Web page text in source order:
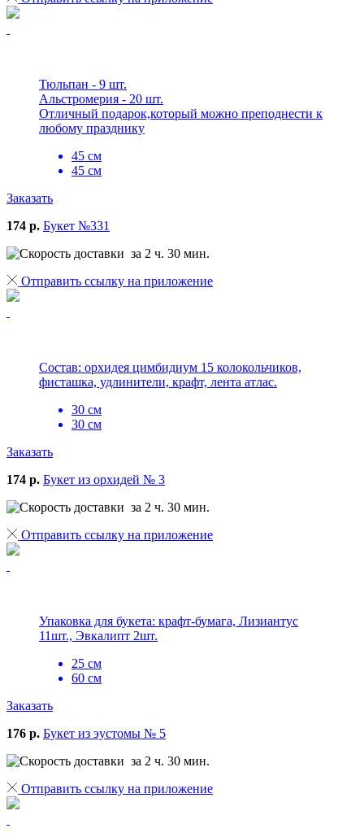
Тюльпан - 9 шт.
Альстромерия - 20 шт.
Отличный подарок,который можно преподнести к
любому празднику
45 см
45 см
Заказать
174 р. Букет №331
за 2 ч. 30 мин.
Отправить ссылку на приложение
Состав: орхидея цимбидиум 15 колокольчиков,
фисташка, удлинители, крафт, лента атлас.
30 см
30 см
Заказать
174 р. Букет из орхидей № 3
за 2 ч. 30 мин.
Отправить ссылку на приложение
Упаковка для букета: крафт-бумага, Лизиантус
11шт., Эвкалипт 2шт.
25 см
60 см
Заказать
176 р. Букет из эустомы № 5
за 2 ч. 30 мин.
Отправить ссылку на приложение